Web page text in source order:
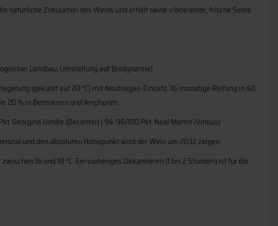
natürliche Zirkulation des Weins und erhält seine vibrierende, frische Seele.
Landbau, Umstellung auf Biodynamie)
(gekühlt auf 20 °C) mit Neutralgas-Einsatz. 16-monatige Reifung in 40
20 % in Betoneiern und Amphoren.
Georgina Hindle (Decanter) | 94-96/100 Pkt. Neal Martin (Vinous)
und den absoluten Höhepunkt wird der Wein um 2032 zeigen.
16 und 18 °C. Ein vorheriges Dekantieren (1 bis 2 Stunden) ist für die